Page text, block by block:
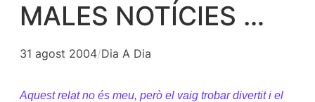
MALES NOTÍCIES …
31 agost 2004/Dia A Dia
Aquest relat no és meu, però el vaig trobar divertit i el